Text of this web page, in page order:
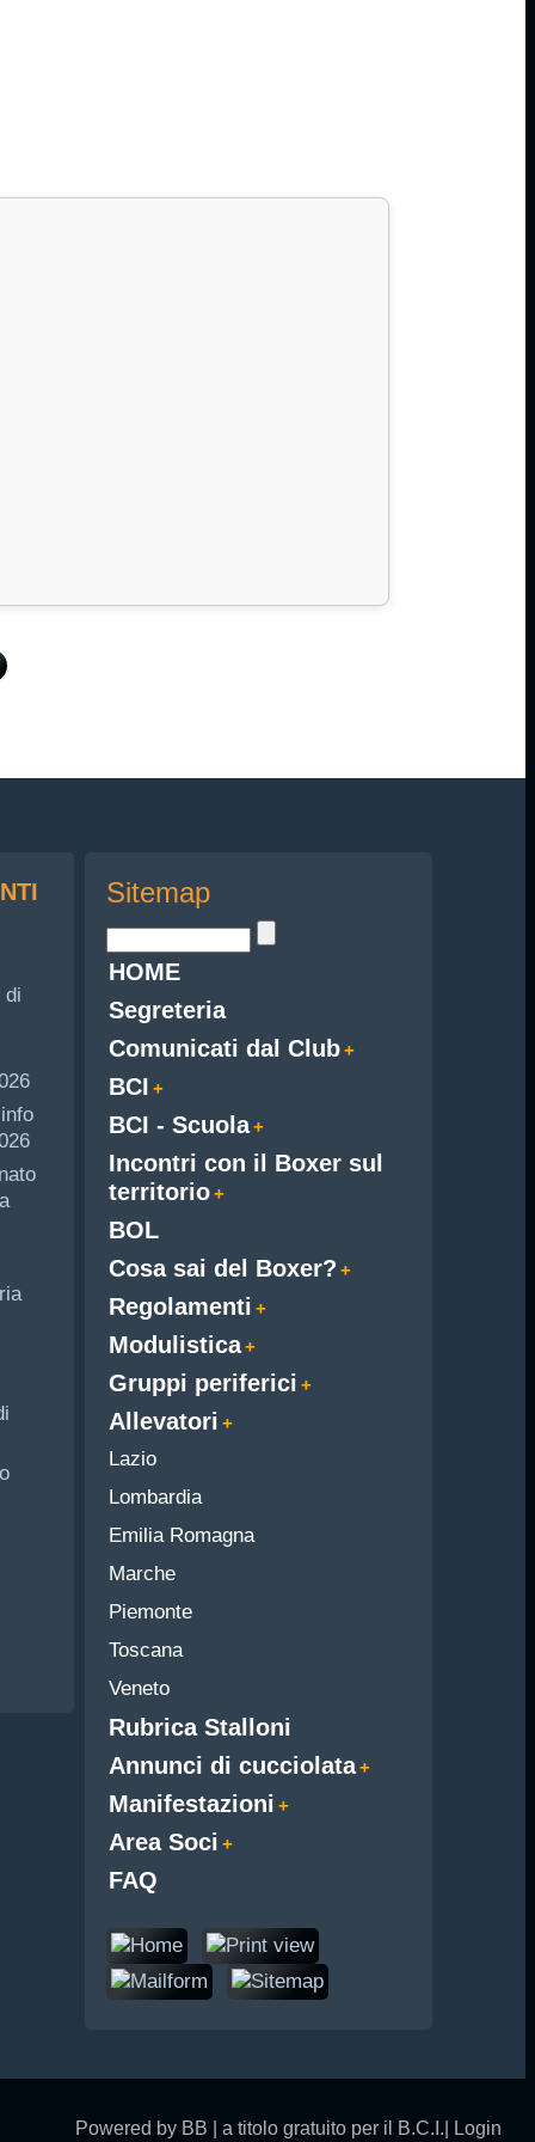
di
Sitemap
HOME
Segreteria
Comunicati dal Club
BCI
BCI - Scuola
Incontri con il Boxer sul
territorio
BOL
Cosa sai del Boxer?
Regolamenti
Modulistica
Gruppi periferici
Allevatori
Lazio
Lombardia
Emilia Romagna
Marche
Piemonte
Toscana
Veneto
Rubrica Stalloni
Annunci di cucciolata
Manifestazioni
Area Soci
FAQ
Powered by BB | a titolo gratuito per il B.C.I.| Login